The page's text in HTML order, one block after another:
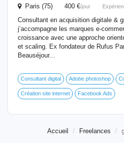
Paris (75) 400 €/jour
Consultant en acquisition digitale &
j’accompagne les marques e-
croissance avec une approche
et scaling. Ex fondateur de Rufus
Beauséjour...
Consultant digital Adobe photoshop
Création site internet Facebook Ads
Accueil Freelances